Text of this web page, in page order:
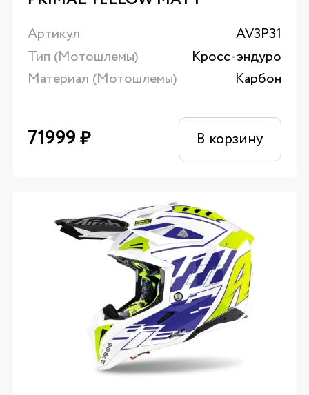
Артикул
AV3P31
Тип (Мотошлемы)
Кросс-эндуро
Материал (Мотошлемы)
Карбон
71999₽ В корзину